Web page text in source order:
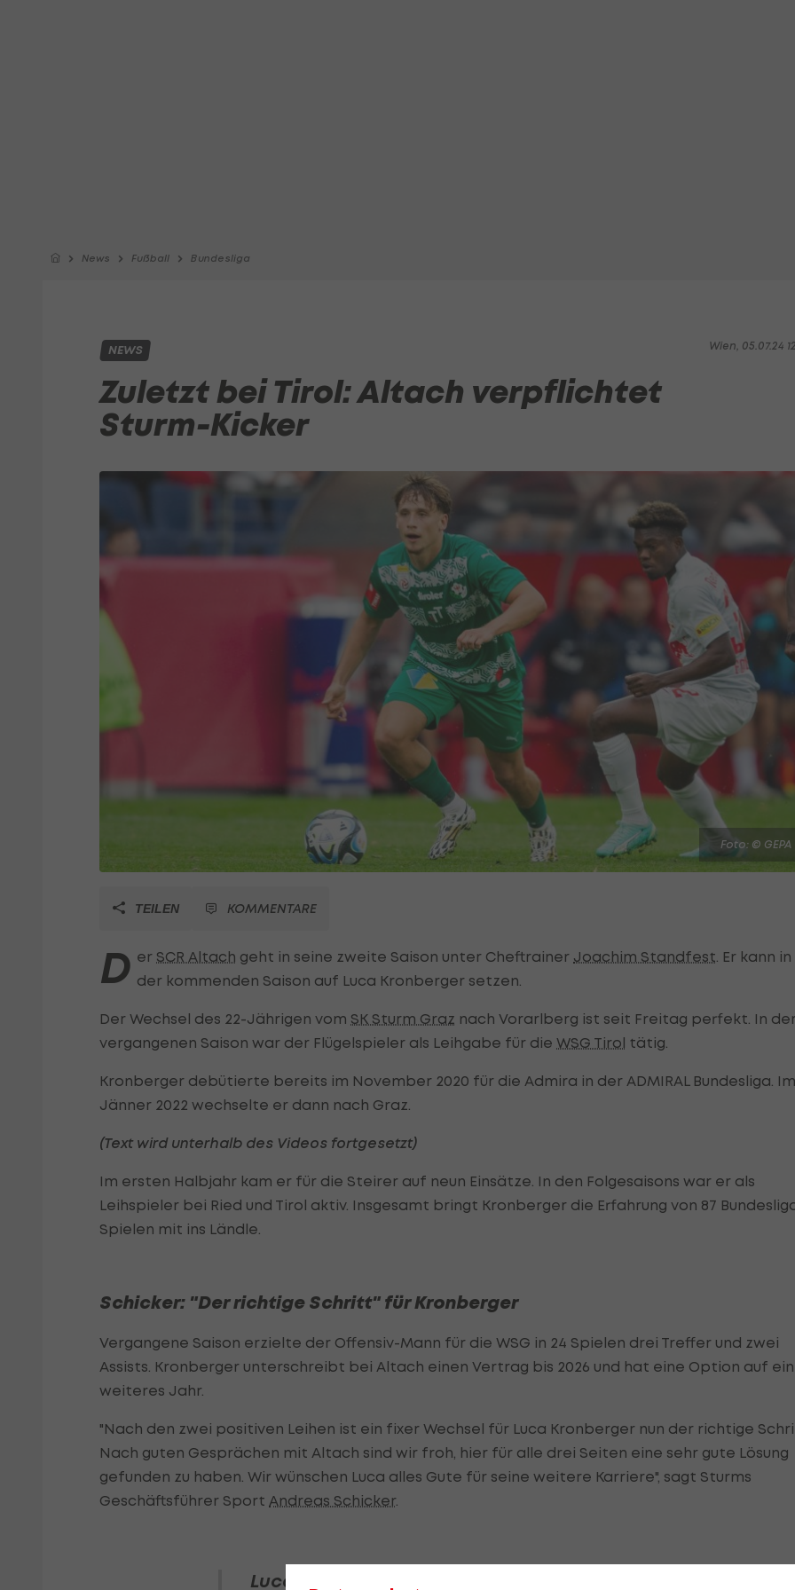
News Fußball Bundesliga
Wien, 05.07.24
NEWS
Zuletzt bei Tirol: Altach verpflichtet
Sturm-Kicker
Foto: © GEPA
TEILEN KOMMENTARE
D er SCR Altach geht in seine zweite Saison unter Cheftrainer Joachim Standfest. Er kann in
der kommenden Saison auf Luca Kronberger setzen.
Der Wechsel des 22-Jährigen vom SK Sturm Graz nach Vorarlberg ist seit Freitag perfekt. In
vergangenen Saison war der Flügelspieler als Leihgabe für die WSG Tirol tätig.
Kronberger debütierte bereits im November 2020 für die Admira in der ADMIRAL Bundesliga. Im
Jänner 2022 wechselte er dann nach Graz.
(Text wird unterhalb des Videos fortgesetzt)
Im ersten Halbjahr kam er für die Steirer auf neun Einsätze. In den Folgesaisons war er als
Leihspieler bei Ried und Tirol aktiv. Insgesamt bringt Kronberger die Erfahrung von 87
Spielen mit ins Ländle.
Schicker: "Der richtige Schritt" für Kronberger
Vergangene Saison erzielte der Offensiv-Mann für die WSG in 24 Spielen drei Treffer und zwei
Assists. Kronberger unterschreibt bei Altach einen Vertrag bis 2026 und hat eine Option auf ein
weiteres Jahr.
"Nach den zwei positiven Leihen ist ein fixer Wechsel für Luca Kronberger nun der richtige
Nach guten Gesprächen mit Altach sind wir froh, hier für alle drei Seiten eine sehr gute Lösung
gefunden zu haben. Wir wünschen Luca alles Gute für seine weitere Karriere", sagt Sturms
Geschäftsführer Sport Andreas Schicker.
Luca